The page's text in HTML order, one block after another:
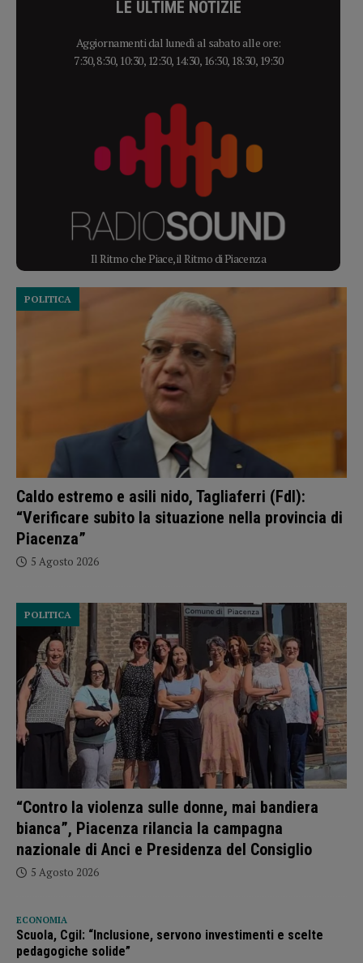
LE ULTIME NOTIZIE
Aggiornamenti dal lunedì al sabato alle ore:
7:30, 8:30, 10:30, 12:30, 14:30, 16:30, 18:30, 19:30
Il Ritmo che Piace, il Ritmo di Piacenza
Caldo estremo e asili nido, Tagliaferri (FdI):
“Verificare subito la situazione nella provincia di
Piacenza”
POLITICA
5 Agosto 2026
“Contro la violenza sulle donne, mai bandiera
bianca”, Piacenza rilancia la campagna
nazionale di Anci e Presidenza del Consiglio
POLITICA
5 Agosto 2026
ECONOMIA
Scuola, Cgil: “Inclusione, servono investimenti e scelte
pedagogiche solide”